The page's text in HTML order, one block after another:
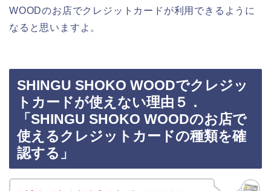
WOODのお店でクレジットカードが利用できるように
なると思いますよ。
SHINGU SHOKO WOODでクレジッ
トカードが使えない理由５．
「SHINGU SHOKO WOODのお店で
使えるクレジットカードの種類を確
認する」